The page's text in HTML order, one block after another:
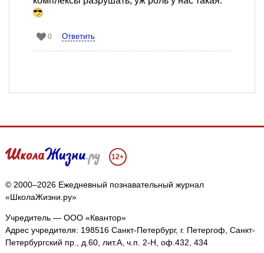
0 Ответить
12+
© 2000–2026 Ежедневный познавательный журнал
«ШколаЖизни.ру»
Учредитель — ООО «Квантор»
Адрес учредителя: 198516 Санкт-Петербург, г. Петергоф, Санкт-
Петербургский пр., д.60, лит.А, ч.п. 2-Н, оф.432, 434